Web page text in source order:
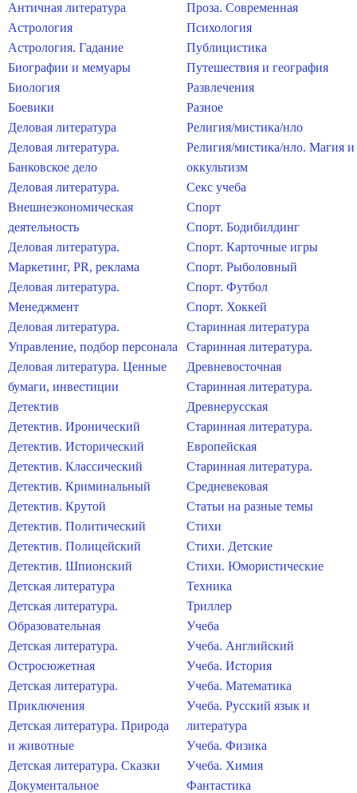
Античная литература
Астрология
Астрология. Гадание
Биографии и мемуары
Биология
Боевики
Деловая литература
Деловая литература.
Банковское дело
Деловая литература.
Внешнеэкономическая
деятельность
Деловая литература.
Маркетинг, PR, реклама
Деловая литература.
Менеджмент
Деловая литература.
Управление, подбор персонала
Деловая литература. Ценные
бумаги, инвестиции
Детектив
Детектив. Иронический
Детектив. Исторический
Детектив. Классический
Детектив. Криминальный
Детектив. Крутой
Детектив. Политический
Детектив. Полицейский
Детектив. Шпионский
Детская литература
Детская литература.
Образовательная
Детская литература.
Остросюжетная
Детская литература.
Приключения
Детская литература. Природа
и животные
Детская литература. Сказки
Документальное
Проза. Современная
Психология
Публицистика
Путешествия и география
Развлечения
Разное
Религия/мистика/нло
Религия/мистика/нло. Магия и
оккультизм
Секс учеба
Спорт
Спорт. Бодибилдинг
Спорт. Карточные игры
Спорт. Рыболовный
Спорт. Футбол
Спорт. Хоккей
Старинная литература
Старинная литература.
Древневосточная
Старинная литература.
Древнерусская
Старинная литература.
Европейская
Старинная литература.
Средневековая
Статьи на разные темы
Стихи
Стихи. Детские
Стихи. Юмористические
Техника
Триллер
Учеба
Учеба. Английский
Учеба. История
Учеба. Математика
Учеба. Русский язык и
литература
Учеба. Физика
Учеба. Химия
Фантастика